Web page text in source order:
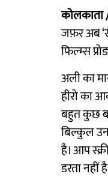
कोलकाता
जफ़र अब
फिल्म्स
अली का
हीरो का
बहुत कुछ
बिल्कुल
है। आप
डरता नहीं